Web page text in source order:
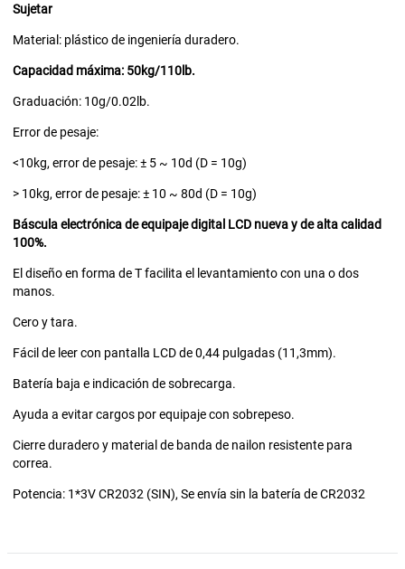
Sujetar
Material: plástico de ingeniería duradero.
Capacidad máxima: 50kg/110lb.
Graduación: 10g/0.02lb.
Error de pesaje:
<10kg, error de pesaje: ± 5 ~ 10d (D = 10g)
> 10kg, error de pesaje: ± 10 ~ 80d (D = 10g)
Báscula electrónica de equipaje digital LCD nueva y de alta calidad
100%.
El diseño en forma de T facilita el levantamiento con una o dos
manos.
Cero y tara.
Fácil de leer con pantalla LCD de 0,44 pulgadas (11,3mm).
Batería baja e indicación de sobrecarga.
Ayuda a evitar cargos por equipaje con sobrepeso.
Cierre duradero y material de banda de nailon resistente para
correa.
Potencia: 1*3V CR2032 (SIN), Se envía sin la batería de CR2032